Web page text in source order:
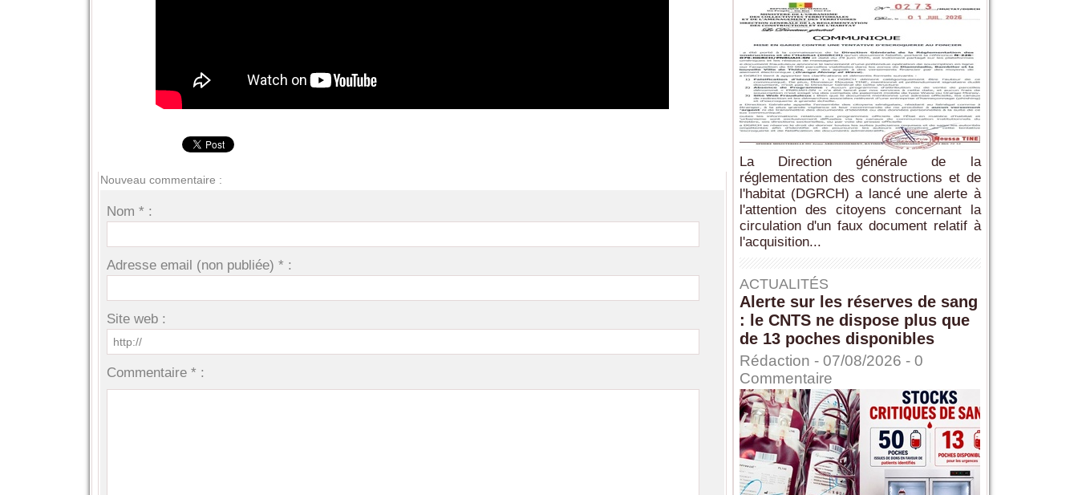
Nouveau commentaire :
Nom * :
Adresse email (non publiée) * :
Site web :
Commentaire * :
La Direction générale de la
réglementation des constructions et de
l'habitat (DGRCH) a lancé une alerte à
l'attention des citoyens concernant la
circulation d'un faux document relatif à
l'acquisition...
ACTUALITÉS
Alerte sur les réserves de sang
: le CNTS ne dispose plus que
de 13 poches disponibles
Rédaction - 07/08/2026 - 0
Commentaire